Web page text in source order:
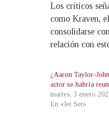
Los críticos
como Kraven,
consolidarse
relación con
¿Aaron Taylor-
actor se habría
martes, 3 enero
En «Jet Set»